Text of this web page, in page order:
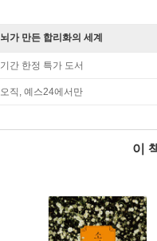
뇌가 만든 합리화의 세계
기간 한정 특가 도서
오직, 예스24에서만
이